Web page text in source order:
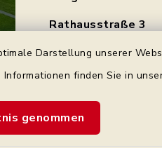
Darstellung unserer
finden Sie in
genommen
Rathausstraße 3
Tel.: 0 95 21 / 92